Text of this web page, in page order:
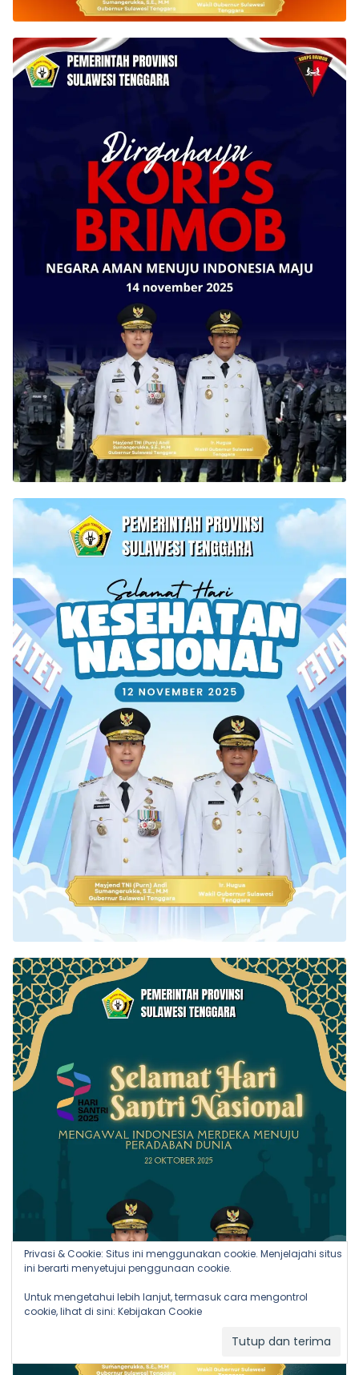
Privasi & Cookie: Situs ini menggunakan cookie. Menjelajahi situs
ini berarti menyetujui penggunaan cookie.
Untuk mengetahui lebih lanjut, termasuk cara mengontrol
cookie, lihat di sini: Kebijakan Cookie